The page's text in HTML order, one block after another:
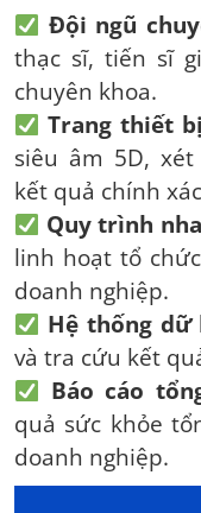
Đội ngũ
thạc sĩ, tiến sĩ
chuyên khoa.
Trang thiết
siêu âm 5D,
kết quả chính
Quy trình
linh hoạt tổ
doanh nghiệp.
Hệ thống
và tra cứu kết
Báo cáo
quả sức khỏe
doanh nghiệp.